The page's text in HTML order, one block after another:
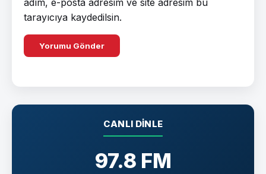
adım, e-posta adresim ve site adresim bu
tarayıcıya kaydedilsin.
CANLI DINLE
97.8 FM